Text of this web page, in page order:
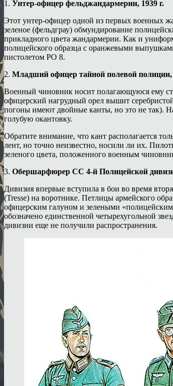
1. Унтер-офицер фельджандармерии, 1939 г.
Этот унтер-офицер одной из первых военных
зеленое (фельдграу) обмундирование
прикладного цвета жандармерии. Как и
полицейского образца с оранжевыми
пистолетом РO 8.
2. Младший офицер тайной полевой полиции,
Военный чиновник носит полагающуюся ему
офицерский нагрудный орел вышит
погоны имеют двойные канты, но это не так).
голубую окантовку.
Обратите внимание, что кант располагается
лент, но точно неизвестно, носили ли их.
зеленого цвета, положенного военным
3. Обершарфюрер СС 4-й Полицейской
Дивизия впервые вступила в бои во время
(Tresse) на воротнике. Петлицы армейского
офицерским галуном и зелеными
обозначено единственной четырехугольной
дивизии еще не получили распространения.